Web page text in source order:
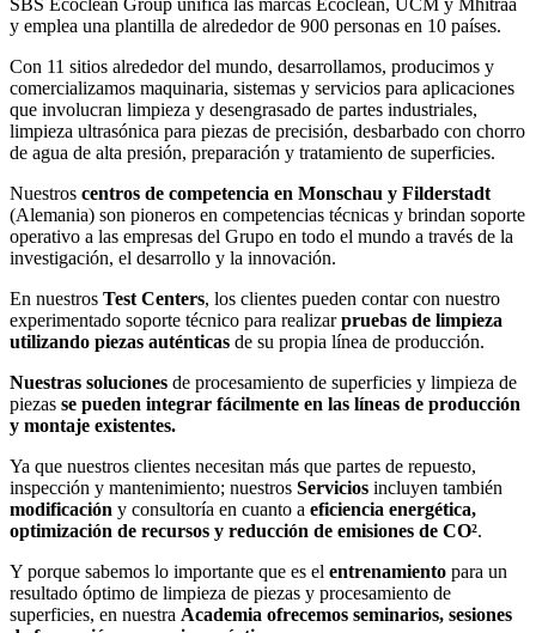
SBS Ecoclean Group unifica las marcas Ecoclean, UCM y Mhitraa
y emplea una plantilla de alrededor de 900 personas en 10 países.
Con 11 sitios alrededor del mundo, desarrollamos, producimos y
comercializamos maquinaria, sistemas y servicios para aplicaciones
que involucran limpieza y desengrasado de partes industriales,
limpieza ultrasónica para piezas de precisión, desbarbado con chorro
de agua de alta presión, preparación y tratamiento de superficies.
Nuestros centros de competencia en Monschau y Filderstadt
(Alemania) son pioneros en competencias técnicas y brindan soporte
operativo a las empresas del Grupo en todo el mundo a través de la
investigación, el desarrollo y la innovación.
En nuestros Test Centers, los clientes pueden contar con nuestro
experimentado soporte técnico para realizarpruebas de limpieza
utilizando piezas auténticas de su propia línea de producción.
Nuestras soluciones de procesamiento de superficies y limpieza de
piezas se pueden integrar fácilmente en las líneas de producción
y montaje existentes.
Ya que nuestros clientes necesitan más que partes de repuesto,
inspección y mantenimiento; nuestros Servicios incluyen también
modificación y consultoría en cuanto a eficiencia energética,
optimización de recursos y reducción de emisiones de CO².
Y porque sabemos lo importante que es el entrenamiento para un
resultado óptimo de limpieza de piezas y procesamiento de
superficies, en nuestra Academia ofrecemos seminarios, sesiones